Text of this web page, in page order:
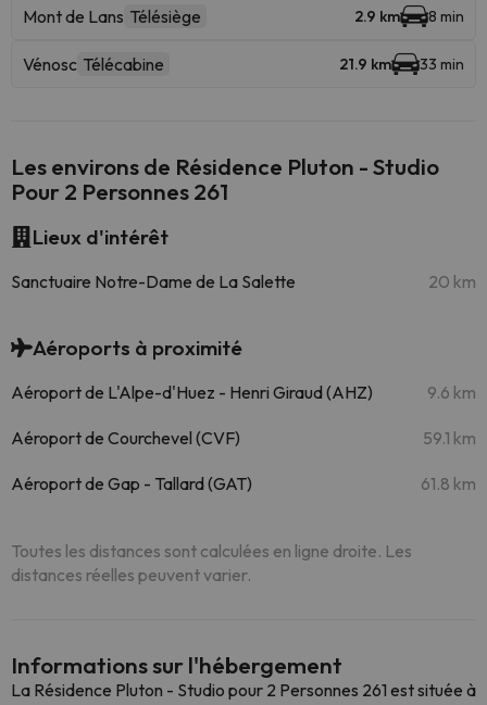
Mont de Lans Télésiège 2.9 km 8 min
Vénosc Télécabine 21.9 km 33 min
Les environs de Résidence Pluton - Studio
Pour 2 Personnes 261
Lieux d'intérêt
Sanctuaire Notre-Dame de La Salette 20 km
Aéroports à proximité
Aéroport de L'Alpe-d'Huez - Henri Giraud (AHZ) 9.6 km
Aéroport de Courchevel (CVF) 59.1 km
Aéroport de Gap - Tallard (GAT) 61.8 km
Toutes les distances sont calculées en ligne droite. Les
distances réelles peuvent varier.
Informations sur l'hébergement
La Résidence Pluton - Studio pour 2 Personnes 261 est située à